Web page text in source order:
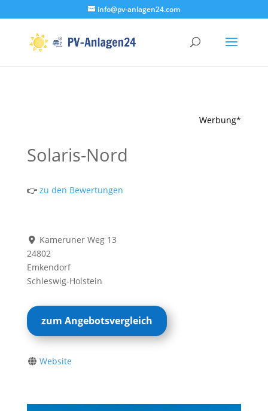
info@pv-anlagen24.com
Werbung*
Solaris-Nord
👉zu den Bewertungen
Kameruner Weg 13
24802
Emkendorf
Schleswig-Holstein
zum Angebotsvergleich
Website